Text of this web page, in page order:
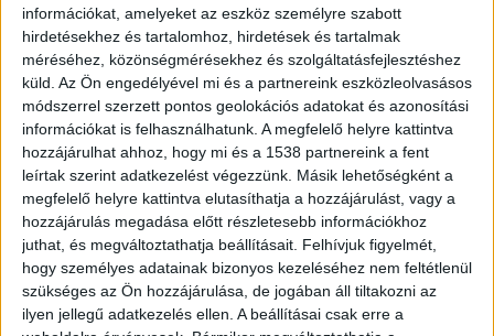
információkat, amelyeket az eszköz személyre szabott
hirdetésekhez és tartalomhoz, hirdetések és tartalmak
méréséhez, közönségmérésekhez és szolgáltatásfejlesztéshez
küld. Az Ön engedélyével mi és a partnereink eszközleolvasásos
módszerrel szerzett pontos geolokációs adatokat és azonosítási
információkat is felhasználhatunk. A megfelelő helyre kattintva
hozzájárulhat ahhoz, hogy mi és a 1538 partnereink a fent
leírtak szerint adatkezelést végezzünk. Másik lehetőségként a
megfelelő helyre kattintva elutasíthatja a hozzájárulást, vagy a
hozzájárulás megadása előtt részletesebb információkhoz
juthat, és megváltoztathatja beállításait. Felhívjuk figyelmét,
hogy személyes adatainak bizonyos kezeléséhez nem feltétlenül
szükséges az Ön hozzájárulása, de jogában áll tiltakozni az
ilyen jellegű adatkezelés ellen. A beállításai csak erre a
Annak ellenére, hogy a napenergia az energiamix
központi eleme, és elvileg komoly felfutás vár rá, a
második Trump-adminisztráció akadályozhatja a
folyamatokat. Mint ismeretes, Trump második
elnöksége első napján ismét kiléptette Amerika
kilépését a párizsi megállapodásból, emellett a
fosszilisokat támogató, illetve a zöld megoldásokat
gátló rendeletet hozott. A döntések alapvető
változásokat hozhatnak a befektetések területén,
emellett nagy a bizonytalanság az ország eddigi
legnagyobb éghajlat- és energiaügyi törvénycsomagja,
2022-es inflációcsökkentő törvény (IRA) körül. Az IRA